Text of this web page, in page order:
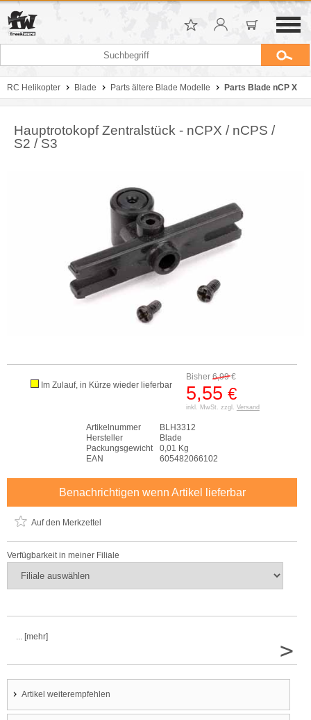
RC Helikopter Blade Parts ältere Blade Modelle Parts Blade nCP X
Hauptrotokopf Zentralstück - nCPX / nCPS /
S2 / S3
Bisher 6,99€
5,55 €
inkl. MwSt. zzgl. Versand
Im Zulauf, in Kürze wieder lieferbar
Artikelnummer
BLH3312
Hersteller
Blade
Packungsgewicht
0,01 Kg
EAN
605482066102
Benachrichtigen wenn Artikel lieferbar
Auf den Merkzettel
Verfügbarkeit in meiner Filiale
... [mehr]
>
Artikel weiterempfehlen